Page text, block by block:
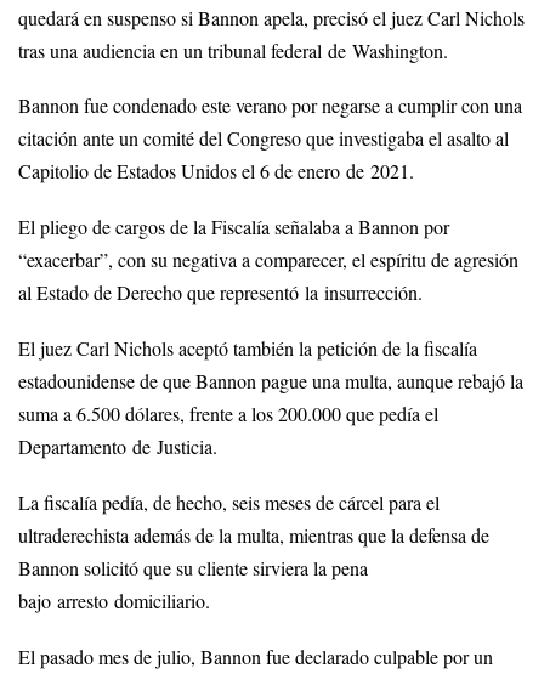
quedará en suspenso si Bannon apela, precisó el juez Carl Nichols
tras una audiencia en un tribunal federal de Washington.
Bannon fue condenado este verano por negarse a cumplir con una
citación ante un comité del Congreso que investigaba el asalto al
Capitolio de Estados Unidos el 6 de enero de 2021.
El pliego de cargos de la Fiscalía señalaba a Bannon por
“exacerbar”, con su negativa a comparecer, el espíritu de agresión
al Estado de Derecho que representó la insurrección.
El juez Carl Nichols aceptó también la petición de la fiscalía
estadounidense de que Bannon pague una multa, aunque rebajó la
suma a 6.500 dólares, frente a los 200.000 que pedía el
Departamento de Justicia.
La fiscalía pedía, de hecho, seis meses de cárcel para el
ultraderechista además de la multa, mientras que la defensa de
Bannon solicitó que su cliente sirviera la pena
bajo arresto domiciliario.
El pasado mes de julio, Bannon fue declarado culpable por un